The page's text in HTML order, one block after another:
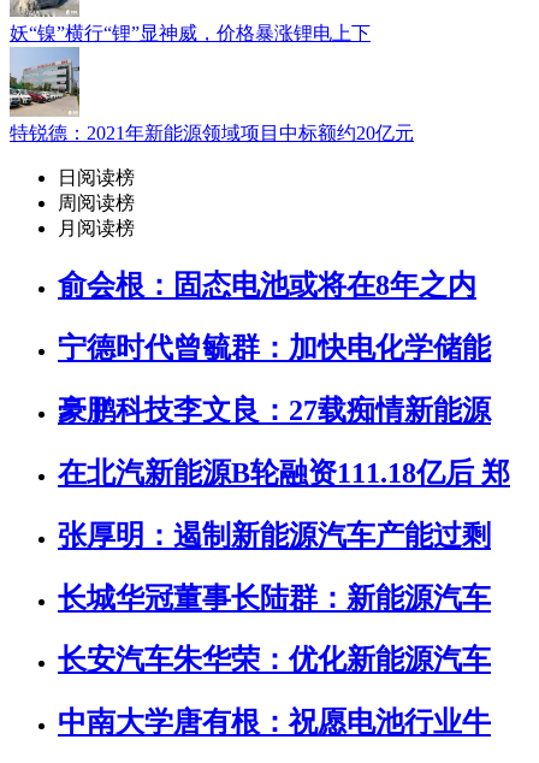
妖“镍”横行“锂”显神威，价格暴涨锂电上下
特锐德：2021年新能源领域项目中标额约20亿元
日阅读榜
周阅读榜
月阅读榜
俞会根：固态电池或将在8年之内
宁德时代曾毓群：加快电化学储能
豪鹏科技李文良：27载痴情新能源
在北汽新能源B轮融资111.18亿后 郑
张厚明：遏制新能源汽车产能过剩
长城华冠董事长陆群：新能源汽车
长安汽车朱华荣：优化新能源汽车
中南大学唐有根：祝愿电池行业牛